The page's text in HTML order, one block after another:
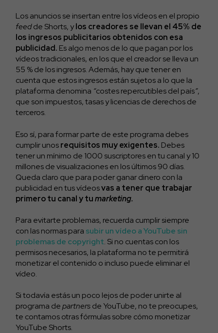
Los anuncios se insertan entre los vídeos en el propio
feedde Shorts, ylos creadores se llevan el 45% de
los ingresos publicitarios obtenidos con esa
publicidad. Es algo menos de lo que pagan por los
vídeos tradicionales, en los que el creador se lleva un
55 % de los ingresos. Además, hay que tener en
cuenta que estos ingresos están sujetos a lo que la
plataforma denomina “costes repercutibles del país”,
que son impuestos, tasas y licencias de derechos de
terceros.
Eso sí, para formar parte de este programa debes
cumplir unosrequisitos muy exigentes. Debes
tener un mínimo de 1000 suscriptores en tu canal y 10
millones de visualizaciones en los últimos 90 días.
Queda claro que para poder ganar dinero con la
publicidad en tus vídeosvas a tener que trabajar
primero tu canal y tumarketing.
Para evitarte problemas, recuerda cumplir siempre
con las normas para subir un vídeo a YouTube sin
problemas de copyright. Si no cuentas con los
permisos necesarios, la plataforma no te permitirá
monetizar el contenido o incluso puede eliminar el
vídeo.
Si todavía estás un poco lejos de poder unirte al
programa departnersde YouTube, no te preocupes,
te contamos otras fórmulas sobre cómo monetizar
YouTube Shorts.